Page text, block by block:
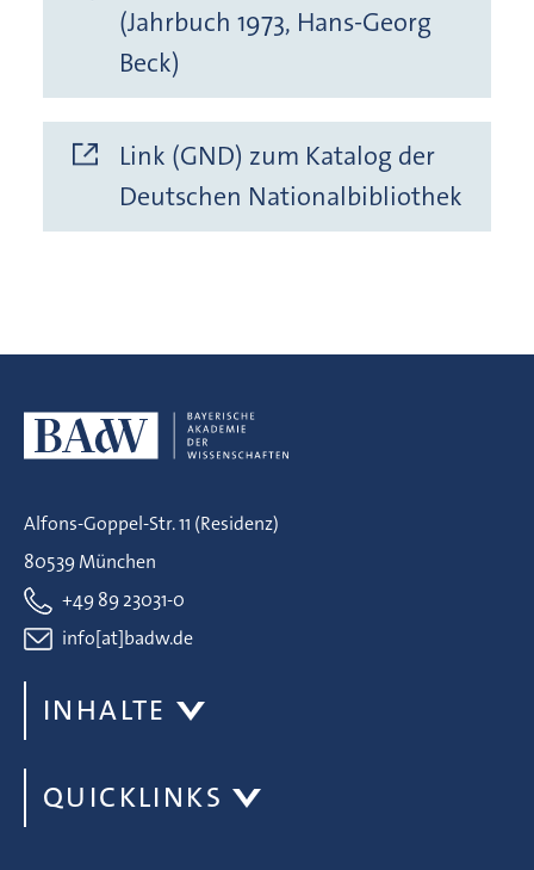
(Jahrbuch 1973, Hans-Georg
Beck)
Link (GND) zum Katalog der
Deutschen Nationalbibliothek
Alfons-Goppel-Str. 11 (Residenz)
80539 München
+49 89 23031-0
info[at]badw.de
INHALTE
QUICKLINKS